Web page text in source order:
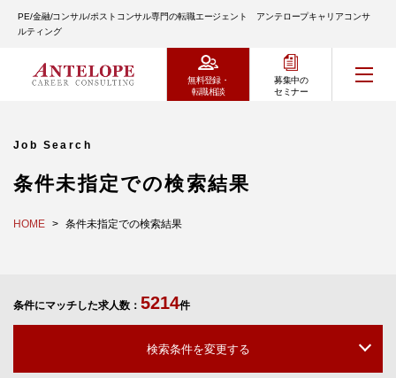
PE/金融/コンサル/ポストコンサル専門の転職エージェント アンテロープキャリアコンサ
ルティング
無料登録・
転職相談
募集中の
セミナー
Job Search
条件未指定での検索結果
HOME 条件未指定での検索結果
条件にマッチした求人数： 5214件
検索条件を変更する